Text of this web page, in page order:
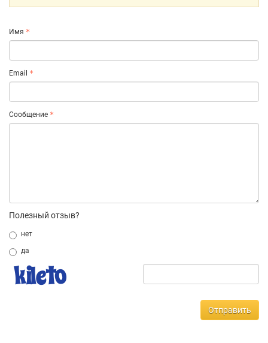
Имя
Email
Сообщение
Полезный отзыв?
нет
да
Отправить